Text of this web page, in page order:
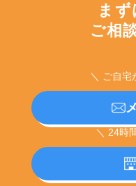
ま
ご相
＼ ご自宅
＼ 24時